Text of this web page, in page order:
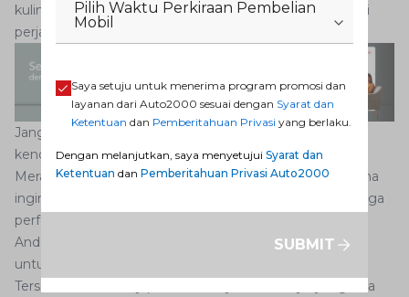
kuliner khas dan berbelanja oleh-oleh untuk melengkapi
perjalanan!
Jangan lupa juga untuk selalu memeriksa kondisi
kendaraan Anda sebelum melakukan perjalanan jauh.
Merawat mobil Anda sangat penting bukan hanya karena
ingin bepergian, tetapi juga perlu dilakukan demi menjaga
performa mesin mobil tetap dalam keadaan terbaiknya.
Anda bisa langsung saja datang ke bengkel Auto2000
untuk mendapatkan semua layanan yang dibutuhkan.
Tersedia servis,
dan layanan lainnya yang bisa
Pilih Waktu Perkiraan Pembelian
Mobil
Saya setuju untuk menerima program promosi dan
layanan dari Auto2000 sesuai dengan Syarat dan
Ketentuan dan Pemberitahuan Privasi yang berlaku.
Dengan melanjutkan, saya menyetujui Syarat dan
Ketentuan dan Pemberitahuan Privasi Auto2000
SUBMIT